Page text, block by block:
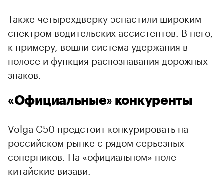
Также четырехдверку оснастили широким
спектром водительских ассистентов. В него,
к примеру, вошли система удержания в
полосе и функция распознавания дорожных
знаков.
«Официальные» конкуренты
Volga C50 предстоит конкурировать на
российском рынке с рядом серьезных
соперников. На «официальном» поле —
китайские визави.